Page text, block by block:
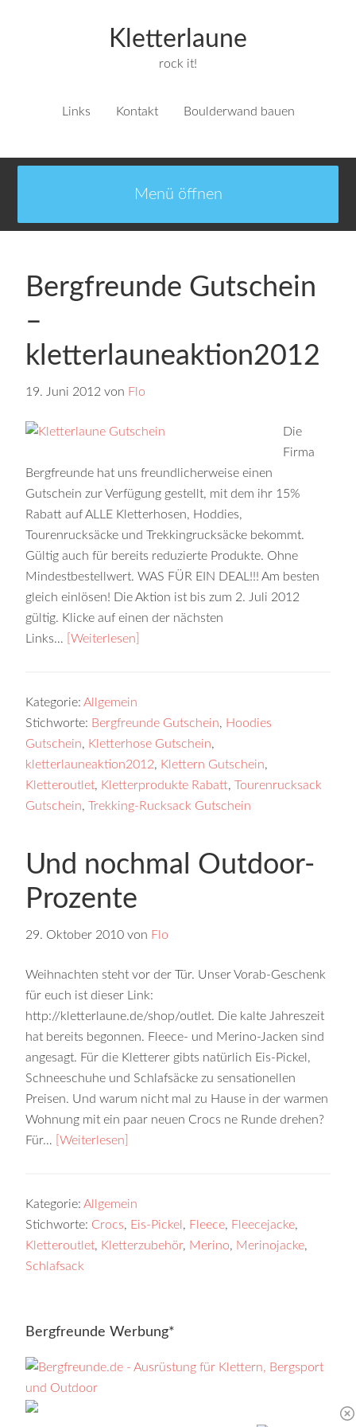
Kletterlaune
rock it!
Links Kontakt Boulderwand bauen
Bergfreunde Gutschein
–
kletterlauneaktion2012
19. Juni 2012 von Flo
Die
Firma
Bergfreunde hat uns freundlicherweise einen
Gutschein zur Verfügung gestellt, mit dem ihr 15%
Rabatt auf ALLE Kletterhosen, Hoddies,
Tourenrucksäcke und Trekkingrucksäcke bekommt.
Gültig auch für bereits reduzierte Produkte. Ohne
Mindestbestellwert. WAS FÜR EIN DEAL!!! Am besten
gleich einlösen! Die Aktion ist bis zum 2. Juli 2012
gültig. Klicke auf einen der nächsten
Links…
[Weiterlesen]
Kategorie:Allgemein
Stichworte: Bergfreunde Gutschein, Hoodies
Gutschein, Kletterhose Gutschein,
kletterlauneaktion2012, Klettern Gutschein,
Kletteroutlet, Kletterprodukte Rabatt,Tourenrucksack
Gutschein,Trekking-Rucksack Gutschein
Und nochmal Outdoor-
Prozente
29. Oktober 2010 von Flo
Weihnachten steht vor der Tür. Unser Vorab-Geschenk
für euch ist dieser Link:
http://kletterlaune.de/shop/outlet. Die kalte Jahreszeit
hat bereits begonnen. Fleece- und Merino-Jacken sind
angesagt. Für die Kletterer gibts natürlich Eis-Pickel,
Schneeschuhe und Schlafsäcke zu sensationellen
Preisen. Und warum nicht mal zu Hause in der warmen
Wohnung mit ein paar neuen Crocs ne Runde drehen?
Für…
[Weiterlesen]
Kategorie:Allgemein
Stichworte: Crocs, Eis-Pickel , Fleece, Fleecejacke,
Kletteroutlet, Kletterzubehör, Merino, Merinojacke,
Schlafsack
Bergfreunde Werbung*